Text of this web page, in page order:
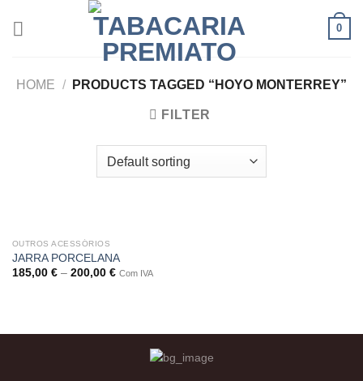
0
HOME / PRODUCTS TAGGED “HOYO MONTERREY”
FILTER
OUTROS ACESSÓRIOS
JARRA PORCELANA
185,00 €– 200,00 € Com IVA